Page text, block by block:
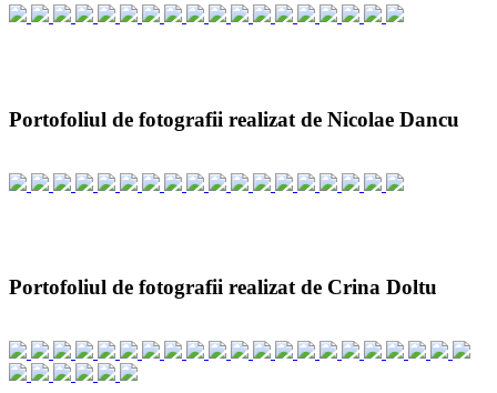
Portofoliul de fotografii realizat de Nicolae Dancu
Portofoliul de fotografii realizat de Crina Doltu